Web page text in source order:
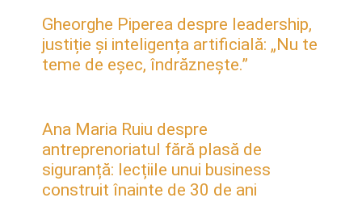
Gheorghe Piperea despre leadership,
justiție și inteligența artificială: „Nu te
teme de eșec, îndrăznește.”
Ana Maria Ruiu despre
antreprenoriatul fără plasă de
siguranță: lecțiile unui business
construit înainte de 30 de ani